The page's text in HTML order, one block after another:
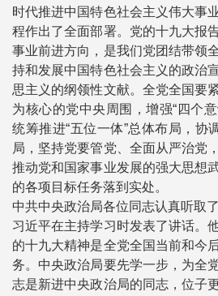
时代推进中国特色社会主义伟大事
程作出了全面部署。党的十九大报
事业前进方向，是我们党团结带领
持和发展中国特色社会主义的政治
思主义的纲领性文献。全党全国要
为核心的党中央周围，增强“四个意
统筹推进“五位一体”总体布局，协
局，坚持党要管党、全面从严治党
推动党和国家事业发展的强大思想
的各项目标任务落到实处。
中共中央政治局各位同志认真听取
习近平在主持学习时发表了讲话。
的十九大精神是全党全国当前和今
务。中央政治局要先学一步，为全
志是新进中央政治局的同志，位子